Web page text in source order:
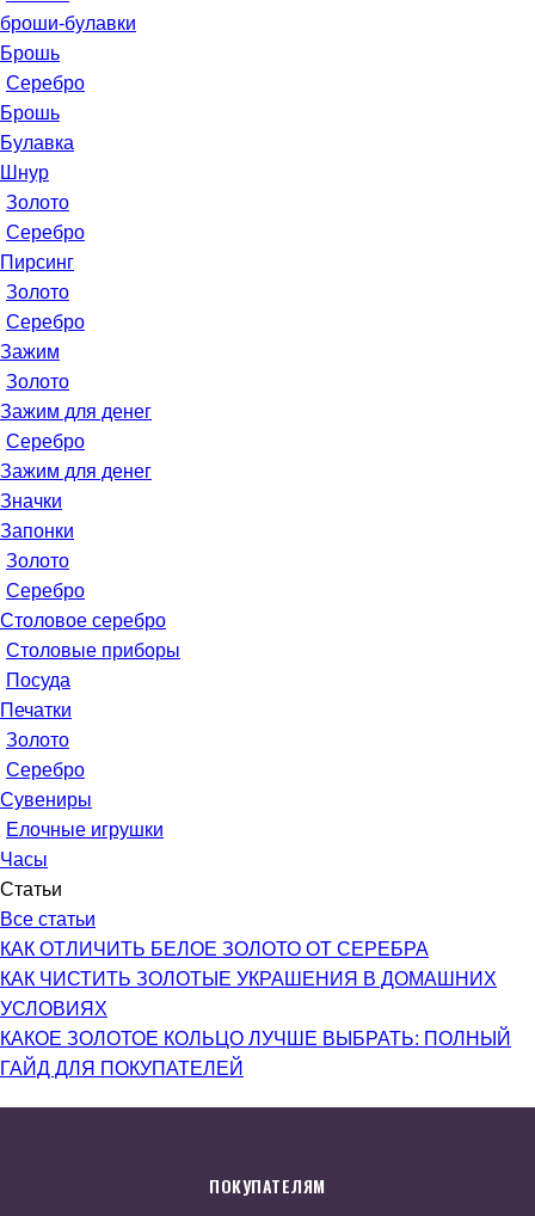
броши-булавки
Брошь
Серебро
Брошь
Булавка
Шнур
Золото
Серебро
Пирсинг
Золото
Серебро
Зажим
Золото
Зажим для денег
Серебро
Зажим для денег
Значки
Запонки
Золото
Серебро
Столовое серебро
Столовые приборы
Посуда
Печатки
Золото
Серебро
Сувениры
Елочные игрушки
Часы
Статьи
Все статьи
КАК ОТЛИЧИТЬ БЕЛОЕ ЗОЛОТО ОТ СЕРЕБРА
КАК ЧИСТИТЬ ЗОЛОТЫЕ УКРАШЕНИЯ В ДОМАШНИХ
УСЛОВИЯХ
КАКОЕ ЗОЛОТОЕ КОЛЬЦО ЛУЧШЕ ВЫБРАТЬ: ПОЛНЫЙ
ГАЙД ДЛЯ ПОКУПАТЕЛЕЙ
ПОКУПАТЕЛЯМ